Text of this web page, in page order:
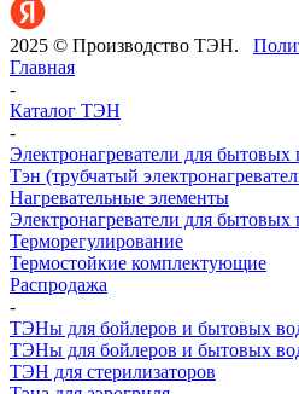
2025 © Производство ТЭН.
Главная
-
Каталог ТЭН
-
Электронагреватели для бытовых
Тэн (трубчатый
Нагревательные элементы
Электронагреватели для бытовых
Терморегулирование
Термостойкие комплектующие
Распродажа
-
ТЭНы для бойлеров и бытовых
ТЭНы для бойлеров и бытовых
ТЭН для стерилизаторов